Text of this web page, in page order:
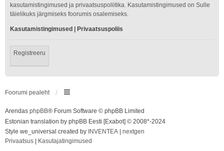
kasutamistingimused ja privaatsuspoliitika. Kasutamistingimused on Sulle
täielikuks järgmiseks foorumis osalemiseks.
Kasutamistingimused Privaatsuspoliis
Registreeru
Foorumi pealeht
Arendas phpBB® Forum Software © phpBB Limited
Estonian translation by phpBB Eesti [Exabot] © 2008*-2024
Style we_universal created by INVENTEA
nextgen
Privaatsus
Kasutajatingimused